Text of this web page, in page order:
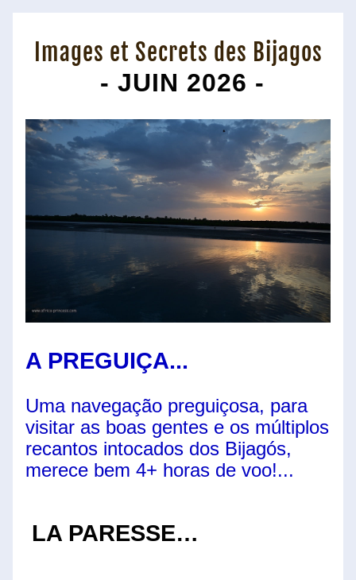
Images et Secrets des Bijagos
- JUIN 2026 -
A PREGUIÇA...
Uma navegação preguiçosa, para
visitar as boas gentes e os múltiplos
recantos intocados dos Bijagós,
merece bem 4+ horas de voo!...
LA PARESSE…